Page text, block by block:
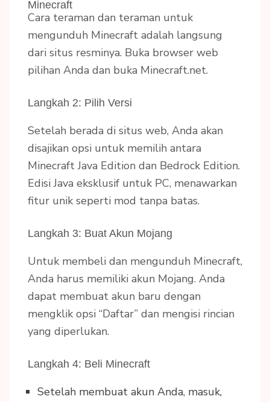
Minecraft
Cara teraman dan teraman untuk
mengunduh Minecraft adalah langsung
dari situs resminya. Buka browser web
pilihan Anda dan buka Minecraft.net.
Langkah 2: Pilih Versi
Setelah berada di situs web, Anda akan
disajikan opsi untuk memilih antara
Minecraft Java Edition dan Bedrock Edition.
Edisi Java eksklusif untuk PC, menawarkan
fitur unik seperti mod tanpa batas.
Langkah 3: Buat Akun Mojang
Untuk membeli dan mengunduh Minecraft,
Anda harus memiliki akun Mojang. Anda
dapat membuat akun baru dengan
mengklik opsi “Daftar” dan mengisi rincian
yang diperlukan.
Langkah 4: Beli Minecraft
Setelah membuat akun Anda, masuk,